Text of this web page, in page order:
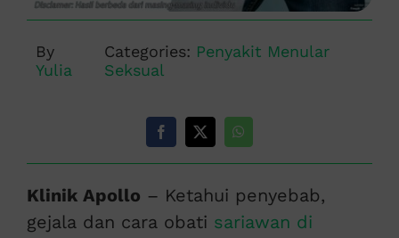
By
Yulia
Categories: Penyakit Menular
Seksual
Klinik Apollo – Ketahui penyebab,
gejala dan cara obati sariawan di